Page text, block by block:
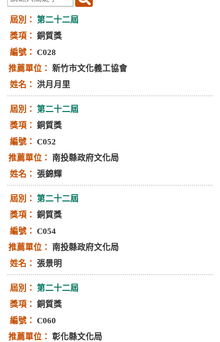
第二十二屆
銅質獎
C028
新竹市文化義工協會
洪月月里
第二十二屆
銅質獎
C052
南投縣政府文化局
張錦輝
第二十二屆
銅質獎
C054
南投縣政府文化局
張景明
第二十二屆
銅質獎
C060
彰化縣文化局